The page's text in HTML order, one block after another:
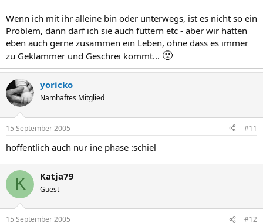
Wenn ich mit ihr alleine bin oder unterwegs, ist es nicht so ein
Problem, dann darf ich sie auch füttern etc - aber wir hätten
eben auch gerne zusammen ein Leben, ohne dass es immer
zu Geklammer und Geschrei kommt... 🙁
yoricko
Namhaftes Mitglied
15 September 2005 #11
hoffentlich auch nur ine phase :schiel
K Katja79
Guest
15 September 2005 #12